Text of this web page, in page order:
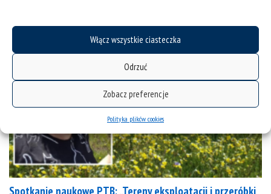
Włącz wszystkie ciasteczka
Odrzuć
Zobacz preferencje
Polityka plików cookies
Spotkanie naukowe PTB: „Tereny eksploatacji i przeróbki